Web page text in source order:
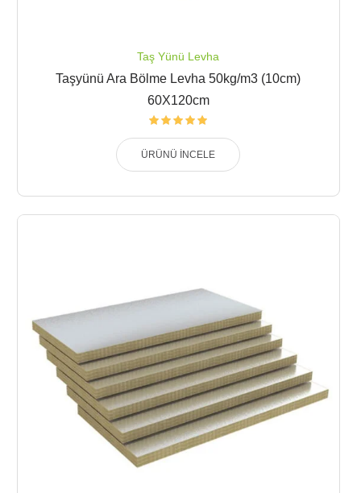
Taş Yünü Levha
Taşyünü Ara Bölme Levha 50kg/m3 (10cm)
60X120cm
ÜRÜNÜ İNCELE